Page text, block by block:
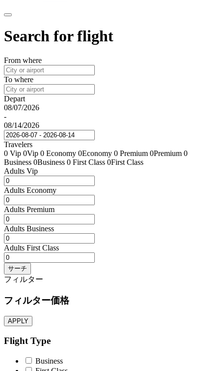
Search for flight
From where
To where
Depart
08/07/2026
-
08/14/2026
Travelers
0 Vip 0Vip 0 Economy 0Economy 0 Premium 0Premium 0
Business 0Business 0 First Class 0First Class
Adults Vip
Adults Economy
Adults Premium
Adults Business
Adults First Class
サーチ
フィルター
フィルター価格
APPLY
Flight Type
Business